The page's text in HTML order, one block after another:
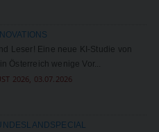
Leser! Eine neue KI-Studie von
Österreich wenige Vor...
2026, 03.07.2026